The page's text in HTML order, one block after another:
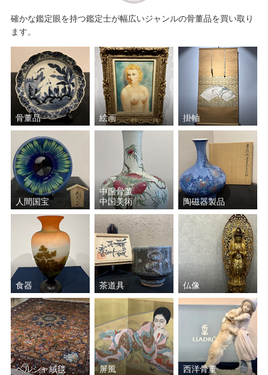
確かな鑑定眼を持つ鑑定士が幅広いジャンルの骨董品を買い取り
ます。
骨董品 絵画 掛軸
人間国宝
中国骨董
中国美術
陶磁器製品
食器 茶道具 仏像
ペルシャ絨毯 屏風 西洋骨董